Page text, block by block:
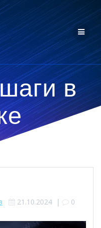
в
21.10.2024 | 0